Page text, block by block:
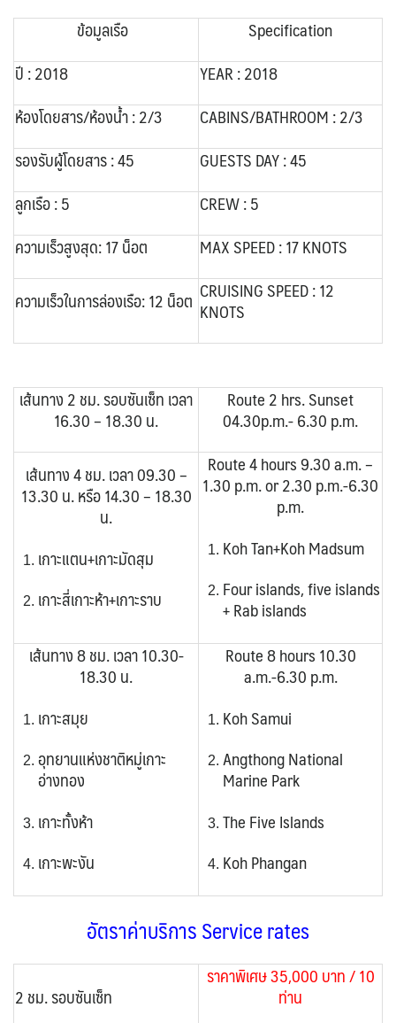
ARE ดูไบ, UAE 0 UZB อุซเบกิสถาน
ตะวันออกกลาง 0 YEM เยเมน 0
VNM เวียดนาม
จอร์แดน - อียิปต์ 4
RUS รัสเซีย 3 สแกนดิเนเวีย 7
ESP สเปน 4
TUR ตุรเคีย 13 UKR ยูเครน 0
UK อังกฤษ+สหราชอาณาจักร
8
เบลเยี่ยม เนเธอร์แลนด์ ลักเซม
ร์ก (BENELUX)
บัลแกเรีย โรมาเนีย 2
อิตาลี สวิส ฝรั่งเศส สเปน โปรตุเกส 2
ข้อมูลเรือ
Specification
ปี : 2018
YEAR : 2018
ห้องโดยสาร/ห้องน้ำ : 2/3
CABINS/BATHROOM : 2/3
รองรับผู้โดยสาร : 45
GUESTS DAY : 45
ลูกเรือ : 5
CREW : 5
ความเร็วสูงสุด: 17 น็อต
MAX SPEED : 17 KNOTS
ความเร็วในการล่องเรือ: 12 น็อต CRUISING SPEED : 12
KNOTS
เส้นทาง 2 ชม. รอบซันเซ็ท เวลา
16.30 – 18.30 น.
Route 2 hrs. Sunset
04.30p.m.- 6.30 p.m.
เส้นทาง 4 ชม. เวลา 09.30 –
13.30 น. หรือ 14.30 – 18.30
น.
เกาะแตน+เกาะมัดสุม
เกาะสี่เกาะห้า+เกาะราบ
Route 4 hours 9.30 a.m. –
1.30 p.m. or 2.30 p.m.-6.30
p.m.
Koh Tan+Koh Madsum
Four islands, five islands
+ Rab islands
เส้นทาง 8 ชม. เวลา 10.30-
18.30 น.
เกาะสมุย
อุทยานแห่งชาติหมู่เกาะ
อ่างทอง
เกาะทั้งห้า
เกาะพะงัน
Route 8 hours 10.30
a.m.-6.30 p.m.
Koh Samui
Angthong National
Marine Park
The Five Islands
Koh Phangan
อัตราค่าบริการ Service rates
2 ชม.รอบซันเซ็ท
ราคาพิเศษ 35,000 บาท / 10
ท่าน